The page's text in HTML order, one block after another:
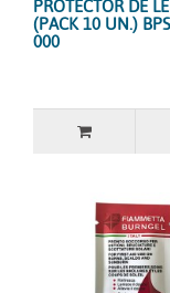
PROTECTOR DE
(PACK 10 UN.)
000